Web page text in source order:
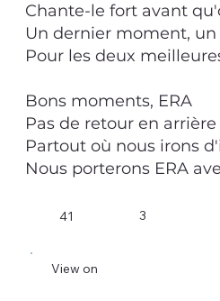
Chante-le fort avant
Un dernier moment,
Pour les deux
Bons moments, ERA
Pas de retour en
Partout où nous irons
Nous porterons ERA
41 3
View on